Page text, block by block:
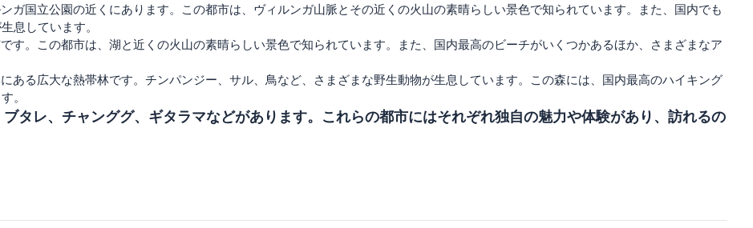
ガ国立公園の近くにあります。この都市は、ヴィルンガ山脈とその近くの火山の素晴らしい景色で知られています。また、国内でも
息しています。
す。この都市は、湖と近くの火山の素晴らしい景色で知られています。また、国内最高のビーチがいくつかあるほか、さまざまなア
ある広大な熱帯林です。チンパンジー、サル、鳥など、さまざまな野生動物が生息しています。この森には、国内最高のハイキング
。
タレ、チャンググ、ギタラマなど​​があります。これらの都市にはそれぞれ独自の魅力や体験があり、訪れるの